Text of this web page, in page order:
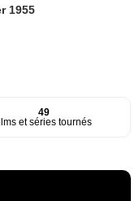
1955
49
et séries tournés